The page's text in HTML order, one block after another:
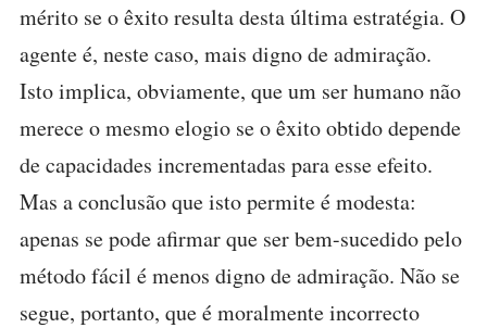
mérito se o êxito resulta desta última estratégia. O
agente é, neste caso, mais digno de admiração.
Isto implica, obviamente, que um ser humano não
merece o mesmo elogio se o êxito obtido depende
de capacidades incrementadas para esse efeito.
Mas a conclusão que isto permite é modesta:
apenas se pode afirmar que ser bem-sucedido pelo
método fácil é menos digno de admiração. Não se
segue, portanto, que é moralmente incorrecto